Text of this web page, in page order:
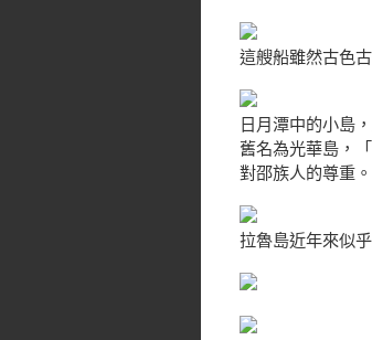
這艘船雖然古色
日月潭中的小島
舊名為光華島，
對邵族人的尊重。
拉魯島近年來似